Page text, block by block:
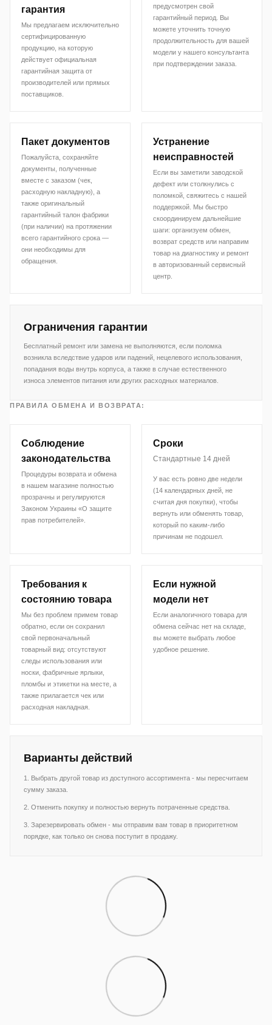
гарантия
Мы предлагаем исключительно
сертифицированную
продукцию, на которую
действует официальная
гарантийная защита от
производителей или прямых
поставщиков.
предусмотрен свой
гарантийный период. Вы
можете уточнить точную
продолжительность для вашей
модели у нашего консультанта
при подтверждении заказа.
Пакет документов
Пожалуйста, сохраняйте
документы, полученные
вместе с заказом (чек,
расходную накладную), а
также оригинальный
гарантийный талон фабрики
(при наличии) на протяжении
всего гарантийного срока —
они необходимы для
обращения.
Устранение
неисправностей
Если вы заметили заводской
дефект или столкнулись с
поломкой, свяжитесь с нашей
поддержкой. Мы быстро
скоординируем дальнейшие
шаги: организуем обмен,
возврат средств или направим
товар на диагностику и ремонт
в авторизованный сервисный
центр.
Ограничения гарантии
Бесплатный ремонт или замена не выполняются, если поломка
возникла вследствие ударов или падений, нецелевого использования,
попадания воды внутрь корпуса, а также в случае естественного
износа элементов питания или других расходных материалов.
ПРАВИЛА ОБМЕНА И ВОЗВРАТА:
Соблюдение
законодательства
Процедуры возврата и обмена
в нашем магазине полностью
прозрачны и регулируются
Законом Украины «О защите
прав потребителей».
Сроки
Стандартные 14 дней
У вас есть ровно две недели
(14 календарных дней, не
считая дня покупки), чтобы
вернуть или обменять товар,
который по каким-либо
причинам не подошел.
Требования к
состоянию товара
Мы без проблем примем товар
обратно, если он сохранил
свой первоначальный
товарный вид: отсутствуют
следы использования или
носки, фабричные ярлыки,
пломбы и этикетки на месте, а
также прилагается чек или
расходная накладная.
Если нужной
модели нет
Если аналогичного товара для
обмена сейчас нет на складе,
вы можете выбрать любое
удобное решение.
Варианты действий
1. Выбрать другой товар из доступного ассортимента - мы пересчитаем
сумму заказа.
2. Отменить покупку и полностью вернуть потраченные средства.
3. Зарезервировать обмен - мы отправим вам товар в приоритетном
порядке, как только он снова поступит в продажу.